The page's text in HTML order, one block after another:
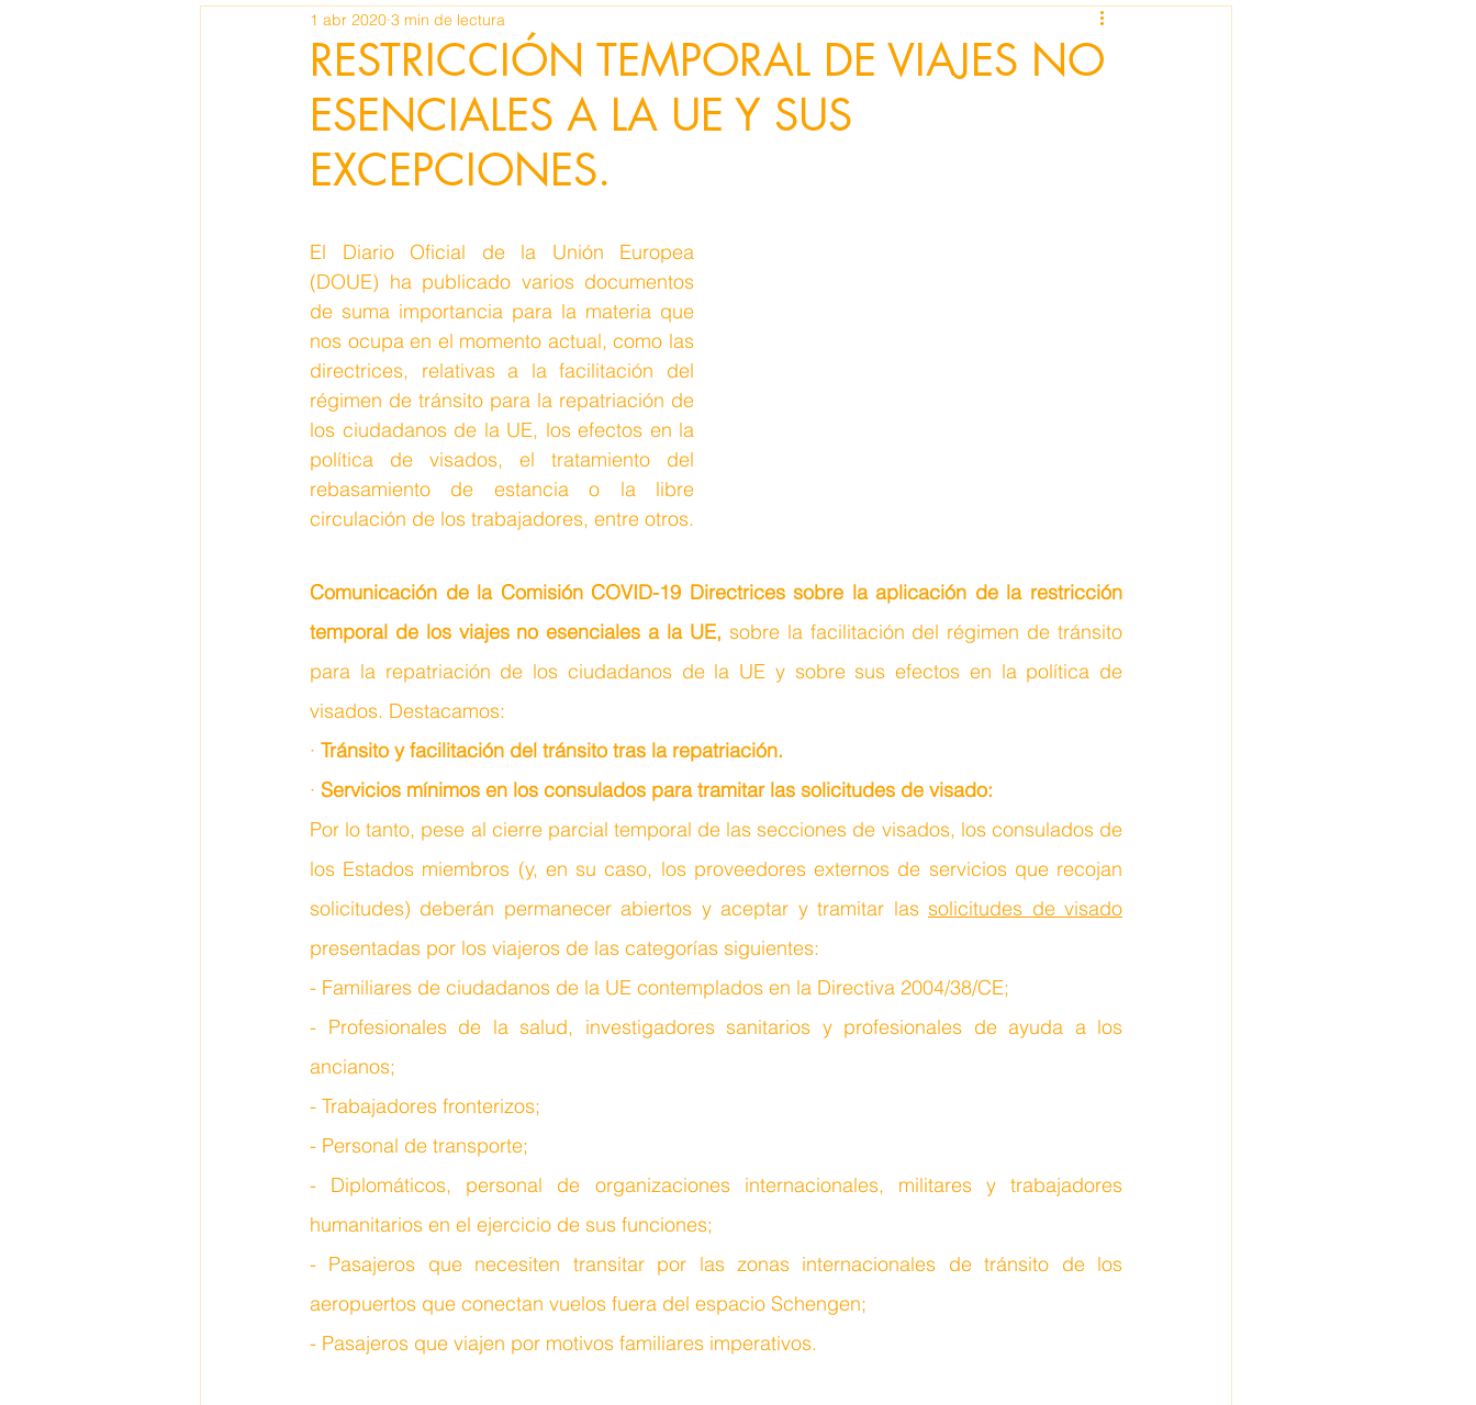
RESTRICCIÓN TEMPORAL DE VIAJES NO
ESENCIALES A LA UE Y SUS
EXCEPCIONES.
1 abr 2020 3 min de lectura
El Diario Oficial de la Unión Europea
(DOUE) ha publicado varios documentos
de suma importancia para la materia que
nos ocupa en el momento actual, como las
directrices, relativas a la facilitación del
régimen de tránsito para la repatriación de
los ciudadanos de la UE, los efectos en la
política de visados, el tratamiento del
rebasamiento de estancia o la libre
circulación de los trabajadores, entre otros.
Comunicación de la Comisión COVID-19 Directrices sobre la aplicación de la restricción
temporal de los viajes no esenciales a la UE, sobre la facilitación del régimen de tránsito
para la repatriación de los ciudadanos de la UE y sobre sus efectos en la política de
visados. Destacamos:
· Tránsito y facilitación del tránsito tras la repatriación.
· Servicios mínimos en los consulados para tramitar las solicitudes de visado:
Por lo tanto, pese al cierre parcial temporal de las secciones de visados, los consulados de
los Estados miembros (y, en su caso, los proveedores externos de servicios que recojan
solicitudes) deberán permanecer abiertos y aceptar y tramitar las solicitudes de visado
presentadas por los viajeros de las categorías siguientes:
- Familiares de ciudadanos de la UE contemplados en la Directiva 2004/38/CE;
- Profesionales de la salud, investigadores sanitarios y profesionales de ayuda a los
ancianos;
- Trabajadores fronterizos;
- Personal de transporte;
- Diplomáticos, personal de organizaciones internacionales, militares y trabajadores
humanitarios en el ejercicio de sus funciones;
- Pasajeros que necesiten transitar por las zonas internacionales de tránsito de los
aeropuertos que conectan vuelos fuera del espacio Schengen;
- Pasajeros que viajen por motivos familiares imperativos.